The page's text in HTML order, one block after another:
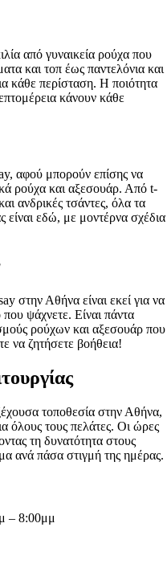
από γυναικεία ρούχα που
και τοπ έως παντελόνια και
κάθε περίσταση. Η ποιότητα
κάνουν κάθε
αφού μπορούν επίσης να
ρούχα και αξεσουάρ. Από t-
ανδρικές τσάντες, όλα τα
είναι εδώ, με μοντέρνα σχέδια
στην Αθήνα είναι εκεί για να
ψάχνετε. Είναι πάντα
ρούχων και αξεσουάρ που
να ζητήσετε βοήθεια!
τοποθεσία στην Αθήνα,
όλους τους πελάτες. Οι ώρες
τη δυνατότητα στους
ανά πάσα στιγμή της ημέρας.
– 8:00μμ